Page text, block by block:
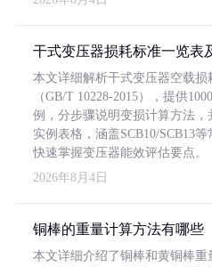
干式变压器损耗标准一览表
本文详细解析干式变压器空载
（GB/T 10228-2015），提供
例，分步骤说明变损计算方法
实例表格，涵盖SCB10/SCB13
快速掌握变压器能效评估要点。
2026年8月4日
铜棒的重量计算方法有哪些
本文详细介绍了铜棒和黄铜棒